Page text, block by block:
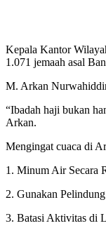
Kepala Kantor
1.071 jemaah asal
M. Arkan
“Ibadah haji bukan
Arkan.
Mengingat cuaca di
1. Minum Air Secara
2. Gunakan
3. Batasi Aktivitas di